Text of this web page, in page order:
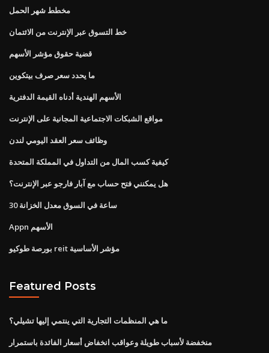
مخطط شهر الحمل
خط التسوق عبر الإنترنت من الائتمان
قضية حقوق مؤشر الأسهم
ما يحدد سعر صرف بيتكوين
الأسهم الهندية أدناه القيمة الدفترية
مواقع الشبكات الاجتماعية المجانية على الإنترنت
وظائف سعر العقد اليومي لندن
كيفية كسب المال من التداول في المملكة المتحدة
هل يمكنني فتح حساب مع آبار فارجو عبر الإنترنت؟
30 ساعة في السوق معدل الخزانة
Appn الأسهم
بورصة طوكيو reit مؤشر الأساسية
Featured Posts
ما هي المنظمات التجارية التي ينتمي إليها تشيلي؟
منخفضة لأسباب طويلة وعواقب انخفاض أسعار الفائدة باستمرار